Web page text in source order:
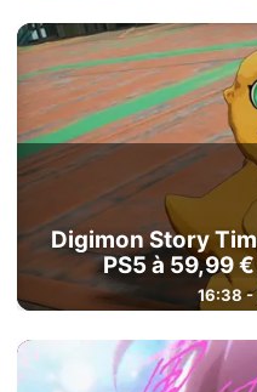
Digimon Story
PS5 à 59,99
16:38 -